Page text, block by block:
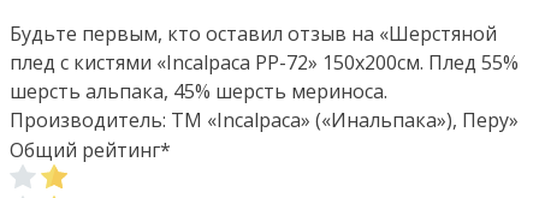
Будьте первым, кто оставил отзыв на «Шерстяной
плед с кистями «Incalpaca PP-72» 150х200см. Плед 55%
шерсть альпака, 45% шерсть мериноса.
Производитель: ТМ «Incalpaca» («Инальпака»), Перу»
Общий рейтинг*